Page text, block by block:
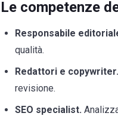
Le competenze
Responsabile
qualità.
Redattori e copywriter.
revisione.
SEO specialist.